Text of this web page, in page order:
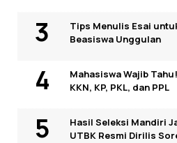
Tips Menulis Esai
Beasiswa Unggulan
Mahasiswa Wajib
KKN, KP, PKL, dan PPL
Hasil Seleksi Mandiri
UTBK Resmi Dirilis